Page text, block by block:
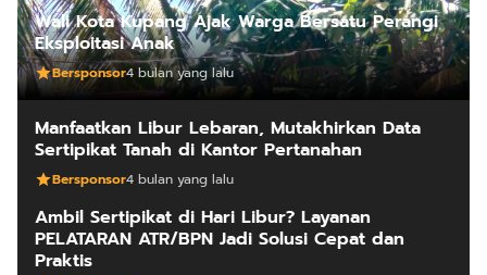
Wali Kota Kupang Ajak Warga Bersatu Perangi
Eksploitasi Anak
Bersponsor4 bulan yang lalu
Manfaatkan Libur Lebaran, Mutakhirkan Data
Sertipikat Tanah di Kantor Pertanahan
Bersponsor4 bulan yang lalu
Ambil Sertipikat di Hari Libur? Layanan
PELATARAN ATR/BPN Jadi Solusi Cepat dan
Praktis